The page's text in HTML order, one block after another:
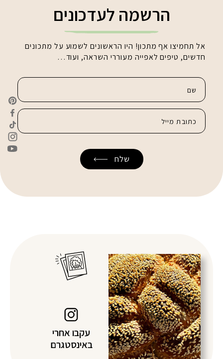
הרשמה לעדכונים
אל תחמיצו אף מתכון! היו הראשונים לשמוע על מתכונים
חדשים, טיפים לאפייה מעוררי השראה, ועוד…
עקבו אחרי
באינסטגרם